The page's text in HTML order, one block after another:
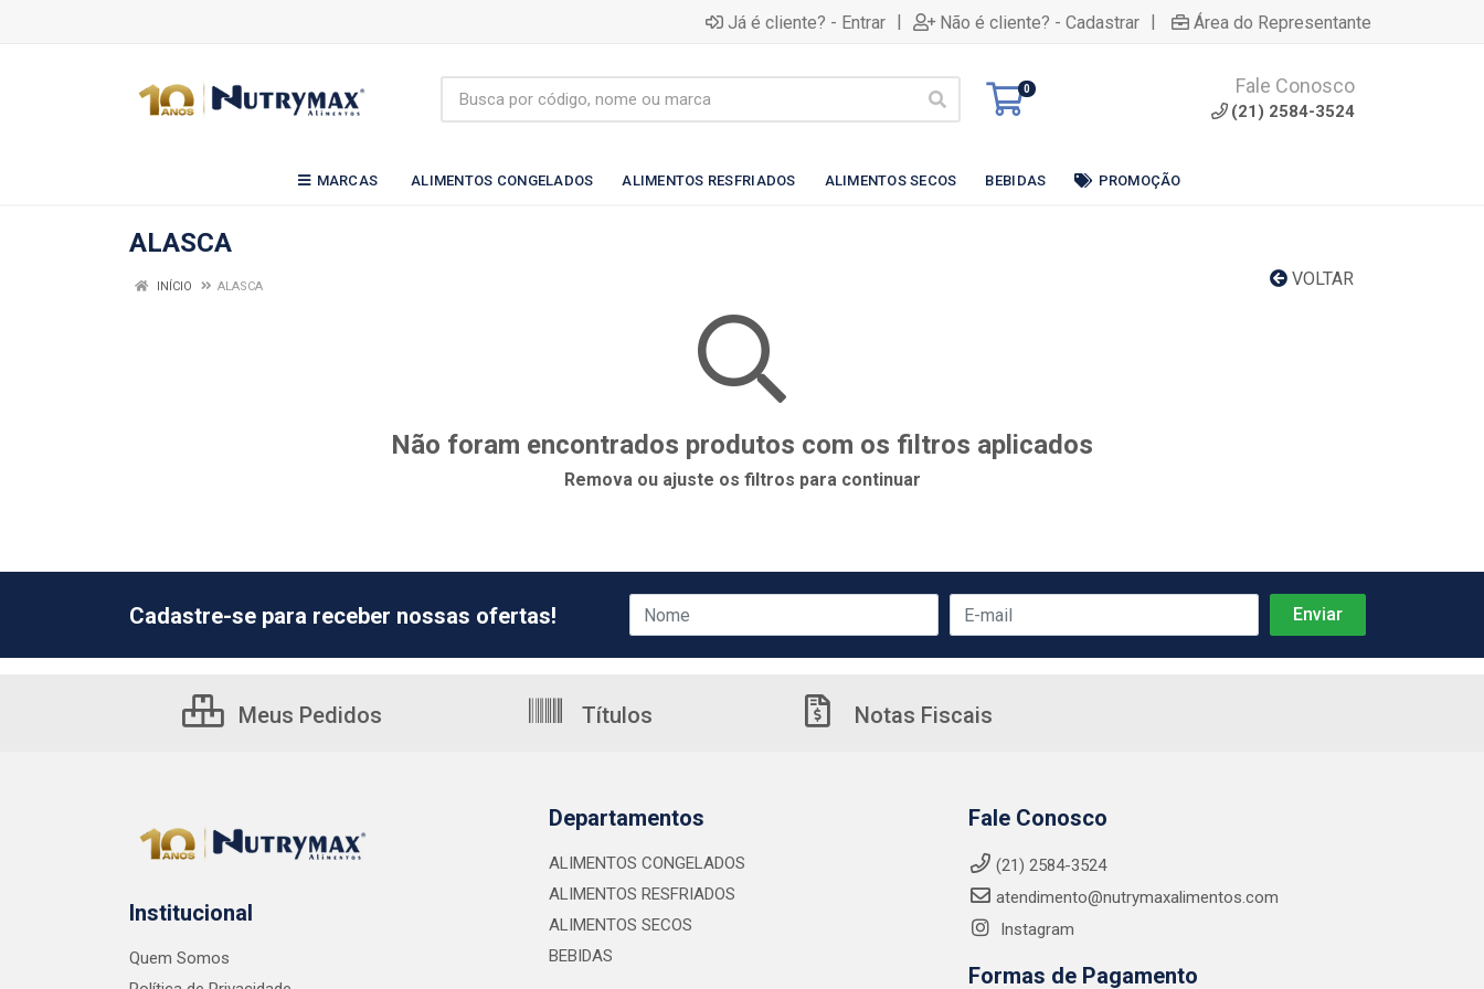
Já é cliente? - Entrar | Não é cliente? - Cadastrar | Área do Representante
0 Fale Conosco
(21) 2584-3524
MARCAS ALIMENTOS CONGELADOS ALIMENTOS RESFRIADOS ALIMENTOS SECOS BEBIDAS PROMOÇÃO
ALASCA
VOLTAR
INÍCIO ALASCA
Não foram encontrados produtos com os filtros aplicados
Remova ou ajuste os filtros para continuar
Cadastre-se para receber nossas ofertas!
Meus Pedidos Títulos Notas Fiscais
Institucional
Quem Somos
Departamentos
ALIMENTOS CONGELADOS
ALIMENTOS RESFRIADOS
ALIMENTOS SECOS
BEBIDAS
Fale Conosco
(21) 2584-3524
atendimento@nutrymaxalimentos.com
Instagram
Formas de Pagamento